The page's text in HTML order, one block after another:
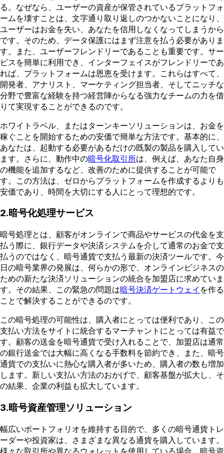
る。なぜなら、ユーザーの資産が保管されているプラットフォ
ームを壊すことは、文字通り取り返しのつかないことになり、
ユーザーはお金を失い、あなたを信用しなくなってしまうから
です。そのため、データ保護にはまず注意を払う必要がありま
す。また、ユーザーフレンドリーであることも重要です。サー
ビスを簡単に利用でき、インターフェイスがフレンドリーであ
れば、プラットフォームは恩恵を受けます。これらはすべて、
開発者、アナリスト、マーケティング担当者、そしてニッチな
分野で豊富な経験を持つ経営陣からなる強力なチームの力を借
りて実現することができるのです。
ホワイトラベル、またはターンキーソリューションは、お金を
稼ぐことを開始するための安価で簡単な方法です。基本的に、
あなたは、起動する必要があるだけの既製の製品を購入してい
ます。さらに、動作中の暗号化取引所は、例えば、あなた自身
の機能を追加するなど、改善のために提供することが可能で
す。この方法は、ゼロからプラットフォームを作成するよりも
安価であり、時間を大切にする人にとって理想的です。
2.暗号化処理サービス
暗号処理とは、顧客がオンラインで商品やサービスの代金を支
払う際に、銀行データや決済システムを介して通常のお金で支
払うのではなく、暗号通貨で支払う最新の決済ツールです。今
日の暗号業界の発展は、何らかの形で、オンラインビジネスの
ための新たな決済ソリューションの統合を加盟店に求めていま
す。その結果、この緊急の問題は暗号決済ゲートウェイ を作る
ことで解決することができるのです。
この暗号処理の可能性は、購入者にとっては便利であり、この
支払い方法をサイトに統合するマーチャントにとっては有益で
す。顧客の送金を暗号通貨で受け入れることで、加盟店は通常
の銀行送金では大幅に高くなる手数料を節約でき、また、暗号
通貨での支払いに熱心な購入者が多いため、購入者の数も増加
します。新しい支払い方法のおかげで、顧客基盤が拡大し、そ
の結果、企業の利益も拡大しています。
3.暗号資産管理ソリューション
幅広いポートフォリオを維持する目的で、多くの暗号通貨トレ
ーダーや投資家は、さまざまな異なる通貨を購入しています。
様々な取引所や異なるウォレットを使用している場合、暗号資